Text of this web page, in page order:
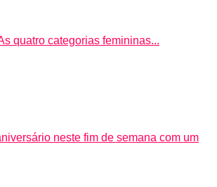
quatro categorias femininas...
neste fim de semana com um